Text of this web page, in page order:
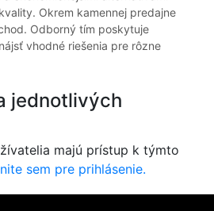
Okrem kamennej predajne
Odborný tím poskytuje
vhodné riešenia pre rôzne
jednotlivých
majú prístup k týmto
sem pre prihlásenie.